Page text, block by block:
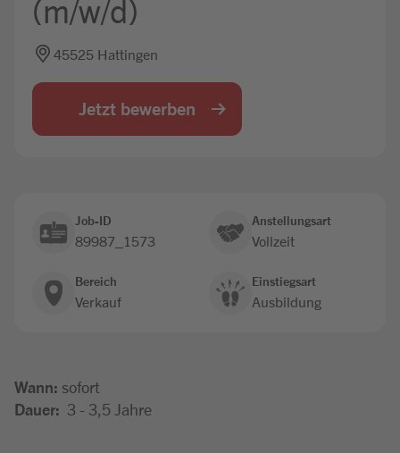
(m/w/d)
45525 Hattingen
Jetzt bewerben
Job-ID
89987_1573
Anstellungsart
Vollzeit
Bereich
Verkauf
Einstiegsart
Ausbildung
Wann: sofort
Dauer: 3 - 3,5 Jahre